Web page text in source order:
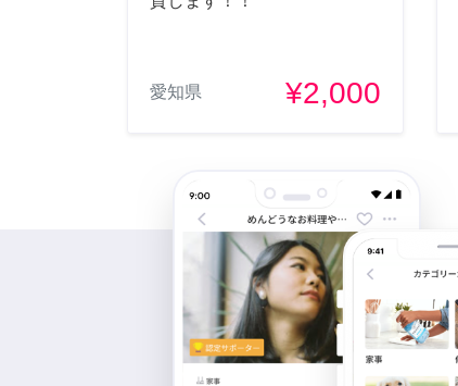
愛知県 ¥2,000